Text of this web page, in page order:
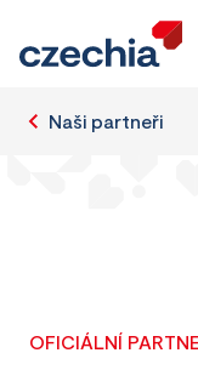
Naši partneři
OFICIÁLNÍ